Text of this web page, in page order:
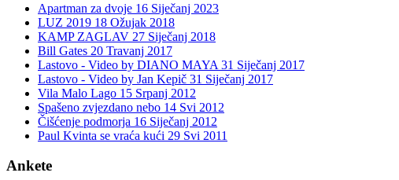
Apartman za dvoje 16 Siječanj 2023
LUZ 2019 18 Ožujak 2018
KAMP ZAGLAV 27 Siječanj 2018
Bill Gates 20 Travanj 2017
Lastovo - Video by DIANO MAYA 31 Siječanj 2017
Lastovo - Video by Jan Kepič 31 Siječanj 2017
Vila Malo Lago 15 Srpanj 2012
Spašeno zvjezdano nebo 14 Svi 2012
Čišćenje podmorja 16 Siječanj 2012
Paul Kvinta se vraća kući 29 Svi 2011
Ankete